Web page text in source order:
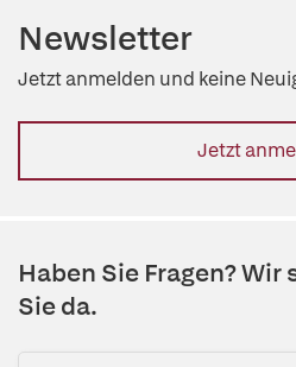
Newsletter
Jetzt anmelden und keine
Jetzt
Haben Sie Fragen?
Sie da.